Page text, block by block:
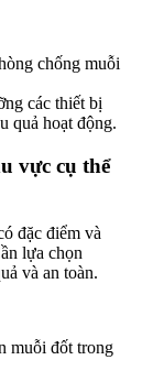
chống muỗi
các thiết bị
quả hoạt động.
vực cụ thể
đặc điểm và
lựa chọn
và an toàn.
muỗi đốt trong